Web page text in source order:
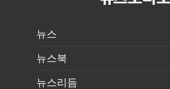
뉴스
뉴스북
뉴스리듬